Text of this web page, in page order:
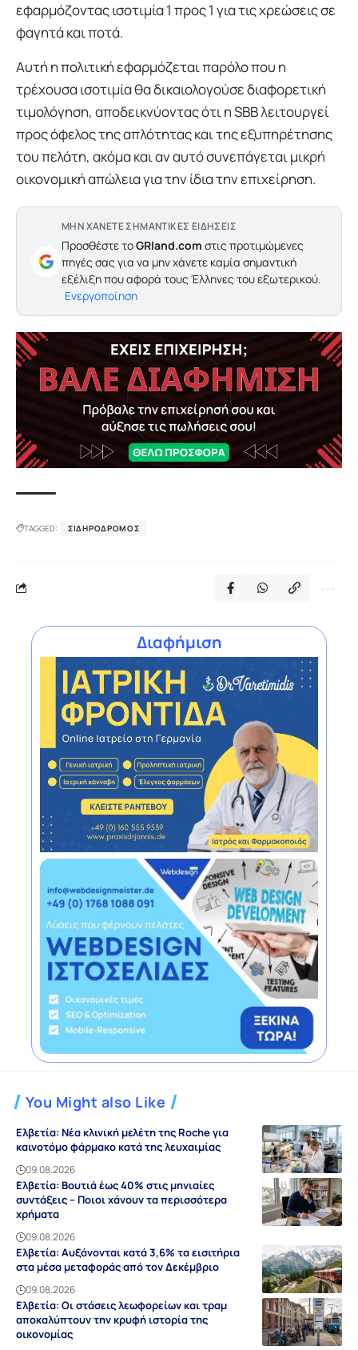
εφαρμόζοντας ισοτιμία 1 προς 1 για τις χρεώσεις σε
φαγητά και ποτά.
Αυτή η πολιτική εφαρμόζεται παρόλο που η
τρέχουσα ισοτιμία θα δικαιολογούσε διαφορετική
τιμολόγηση, αποδεικνύοντας ότι η SBB λειτουργεί
προς όφελος της απλότητας και της εξυπηρέτησης
του πελάτη, ακόμα και αν αυτό συνεπάγεται μικρή
οικονομική απώλεια για την ίδια την επιχείρηση.
ΜΗΝ ΧΑΝΕΤΕ ΣΗΜΑΝΤΙΚΕΣ ΕΙΔΗΣΕΙΣ
Προσθέστε τοGRland.com στις προτιμώμενες
πηγές σας για να μην χάνετε καμία σημαντική
εξέλιξη που αφορά τους Έλληνες του εξωτερικού.
Ενεργοποίηση
TAGGED: ΣΙΔΗΡΌΔΡΟΜΟΣ
Διαφήμιση
You Might also Like
Ελβετία: Νέα κλινική μελέτη της Roche για
καινοτόμο φάρμακο κατά της λευχαιμίας
09.08.2026
Ελβετία: Βουτιά έως 40% στις μηνιαίες
συντάξεις – Ποιοι χάνουν τα περισσότερα
χρήματα
09.08.2026
Ελβετία: Αυξάνονται κατά 3,6% τα εισιτήρια
στα μέσα μεταφοράς από τον Δεκέμβριο
09.08.2026
Ελβετία: Οι στάσεις λεωφορείων και τραμ
αποκαλύπτουν την κρυφή ιστορία της
οικονομίας